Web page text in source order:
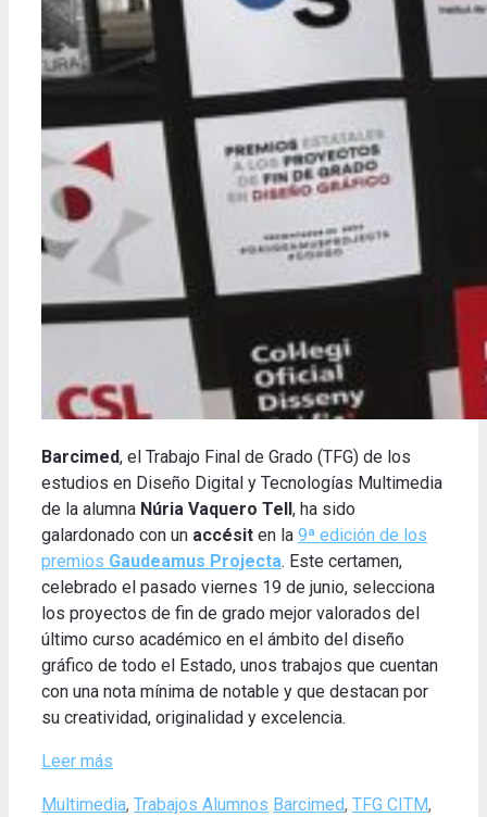
Barcimed, el Trabajo Final de Grado (TFG) de los
estudios en Diseño Digital y Tecnologías Multimedia
de la alumna Núria Vaquero Tell, ha sido
galardonado con un accésit en la 9ª edición de los
premios Gaudeamus Projecta. Este certamen,
celebrado el pasado viernes 19 de junio, selecciona
los proyectos de fin de grado mejor valorados del
último curso académico en el ámbito del diseño
gráfico de todo el Estado, unos trabajos que cuentan
con una nota mínima de notable y que destacan por
su creatividad, originalidad y excelencia.
Leer más
Categories
Multimedia, Trabajos Alumnos Tags
Barcimed, TFG CITM,